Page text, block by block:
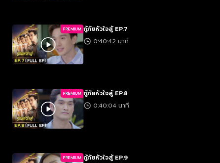
PREMIUM กู้ภัยหัวใจสู้ EP.7
0:40:42 นาที
PREMIUM กู้ภัยหัวใจสู้ EP.8
0:40:04 นาที
PREMIUM กู้ภัยหัวใจสู้ EP.9